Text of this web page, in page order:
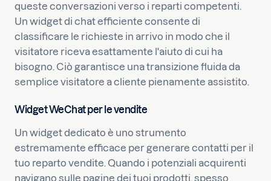
queste conversazioni verso i reparti competenti.
Un widget di chat efficiente consente di
classificare le richieste in arrivo in modo che il
visitatore riceva esattamente l'aiuto di cui ha
bisogno. Ciò garantisce una transizione fluida da
semplice visitatore a cliente pienamente assistito.
Widget WeChat per le vendite
Un widget dedicato è uno strumento
estremamente efficace per generare contatti per il
tuo reparto vendite. Quando i potenziali acquirenti
navigano sulle pagine dei tuoi prodotti, spesso